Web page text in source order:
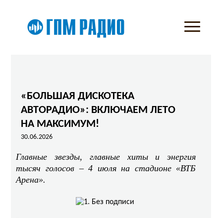
«БОЛЬШАЯ ДИСКОТЕКА
АВТОРАДИО»: ВКЛЮЧАЕМ ЛЕТО
НА МАКСИМУМ!
30.06.2026
Главные звезды, главные хиты и энергия
тысяч голосов – 4 июля на стадионе «ВТБ
Арена».